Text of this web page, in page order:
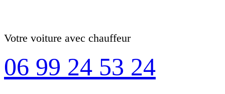
Votre voiture avec chauffeur
06 99 24 53 24